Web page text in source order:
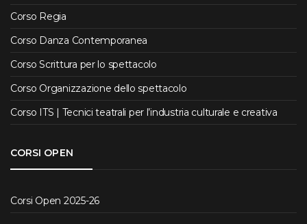
Corso Regia
Corso Danza Contemporanea
Corso Scrittura per lo spettacolo
Corso Organizzazione dello spettacolo
Corso ITS | Tecnici teatrali per l’industria culturale e creativa
CORSI OPEN
Corsi Open 2025-26